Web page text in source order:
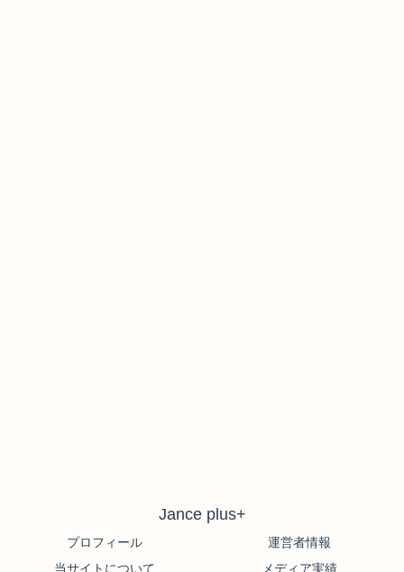
Jance plus+
プロフィール
運営者情報
当サイトについて
メディア実績